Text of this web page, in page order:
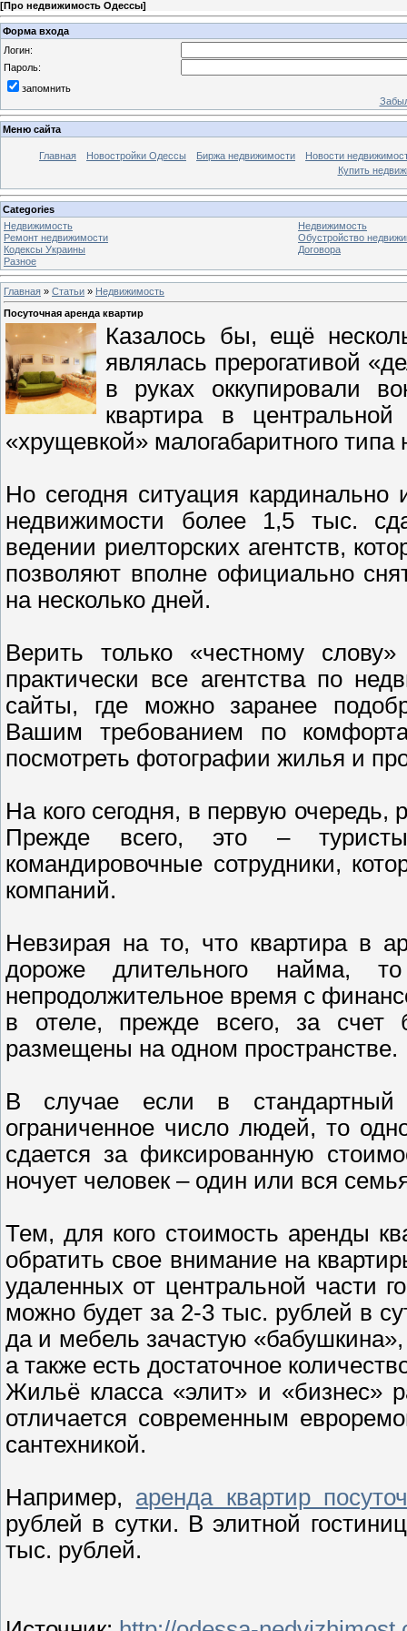
[Про недвижимость Одессы]
Форма входа
Логин:
Пароль:
запомнить
Меню сайта
Главная Новостройки Одессы Биржа недвижимости
Новости
Купить
Categories
Недвижимость
Недвижимость
Ремонт недвижимости
Обустройство
Кодексы Украины
Договора
Разное
Главная » Статьи » Недвижимость
Посуточная аренда квартир
Казалось бы, ещё
являлась прерогативой
в руках оккупировали
квартира в
«хрущевкой» малогабаритного типа
Но сегодня ситуация
недвижимости более 1,5 тыс.
ведении риелторских агентств,
позволяют вполне официально
на несколько дней.
Верить только «честному
практически все агентства по
сайты, где можно заранее
Вашим требованием по
посмотреть фотографии жилья и
На кого сегодня, в первую очередь,
Прежде всего, это –
командировочные сотрудники,
компаний.
Невзирая на то, что квартира в
дороже длительного
непродолжительное время с
в отеле, прежде всего, за счет
размещены на одном пространстве.
В случае если в стандартный
ограниченное число людей, то
сдается за фиксированную
ночует человек – один или вся
Тем, для кого стоимость аренды
обратить свое внимание на
удаленных от центральной части
можно будет за 2-3 тыс. рублей в
да и мебель зачастую
а также есть достаточное
Жильё класса «элит» и «бизнес»
отличается современным
сантехникой.
Например, аренда квартир
рублей в сутки. В элитной
тыс. рублей.